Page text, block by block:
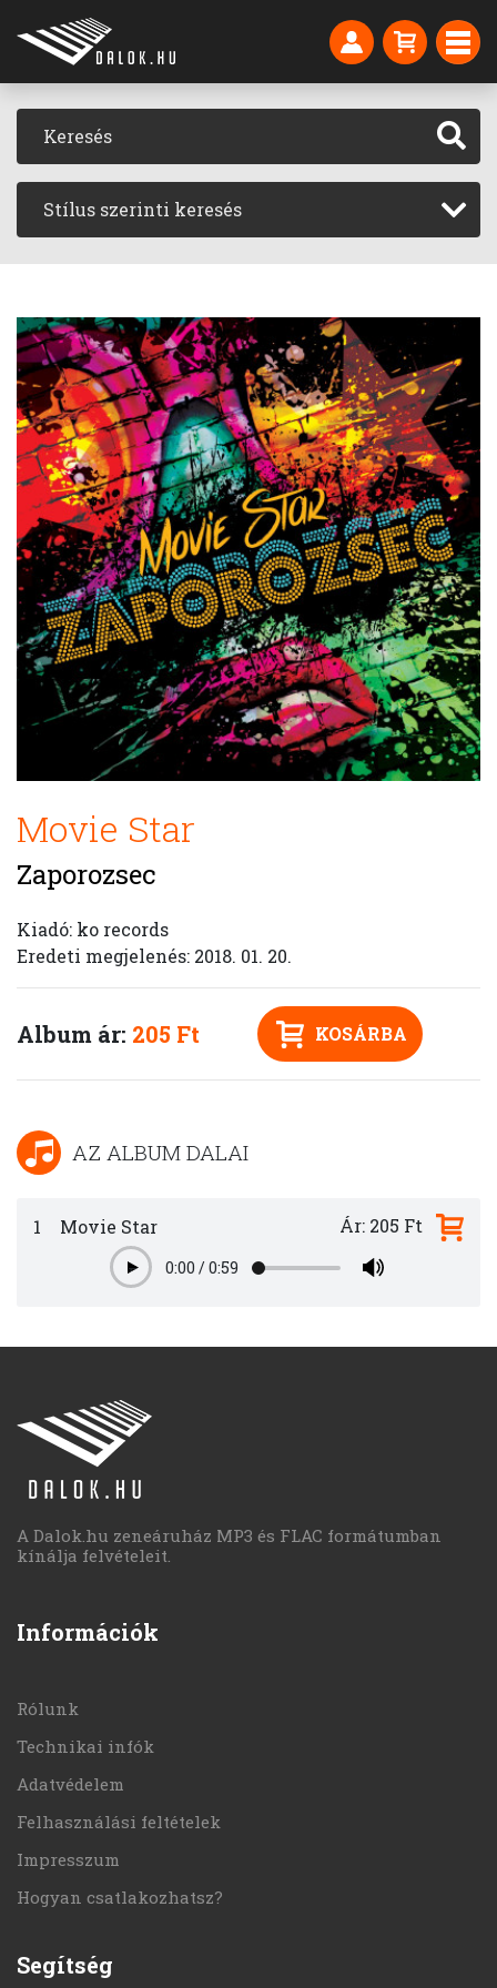
Stílus szerinti keresés
Movie Star
Zaporozsec
Kiadó: ko records
Eredeti megjelenés: 2018. 01. 20.
Album ár: 205 Ft KOSÁRBA
AZ ALBUM DALAI
1 Movie Star
Play0:00 /0:59
Ár: 205 Ft
A Dalok.hu zeneáruház MP3 és FLAC formátumban
kínálja felvételeit.
Információk
Rólunk
Technikai infók
Adatvédelem
Felhasználási feltételek
Impresszum
Hogyan csatlakozhatsz?
Segítség